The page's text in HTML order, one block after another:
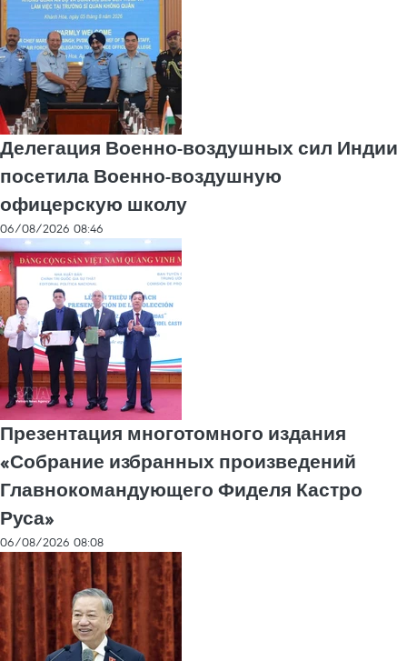
Делегация Военно-воздушных сил Индии
посетила Военно-воздушную
офицерскую школу
06/08/2026 08:46
Презентация многотомного издания
«Собрание избранных произведений
Главнокомандующего Фиделя Кастро
Руса»
06/08/2026 08:08